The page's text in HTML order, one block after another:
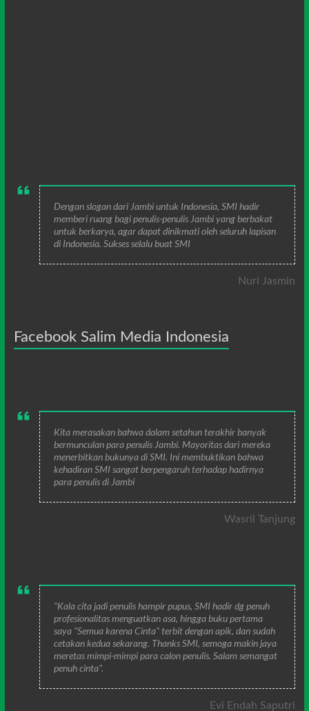
Dengan slogan dari Jambi untuk Indonesia, SMI hadir
memberi ruang bagi penulis-penulis Jambi yang berbakat
untuk berkarya, agar dapat dinikmati oleh seluruh lapisan
di Indonesia. Sukses selalu buat SMI
Nuri Jasmin
Facebook Salim Media Indonesia
Kita merasakan bahwa dalam setahun terakhir banyak
bermunculan para penulis Jambi. Mayoritas dari mereka
menerbitkan bukunya di SMI. Ini membuktikan bahwa
kehadiran SMI sangat berpengaruh terhadap hadirnya
para penulis di Jambi
Wasril Tanjung
"Kala cita jadi penulis hampir pupus, SMI hadir dg penuh
profesionalitas menguatkan asa, hingga buku pertama
saya "Semua karena Cinta" terbit dengan apik, dan sudah
cetakan kedua sekarang. Thanks SMI, semoga makin jaya
meretas mimpi-mimpi para calon penulis. Salam semangat
penuh cinta".
Evi Endah Saputri